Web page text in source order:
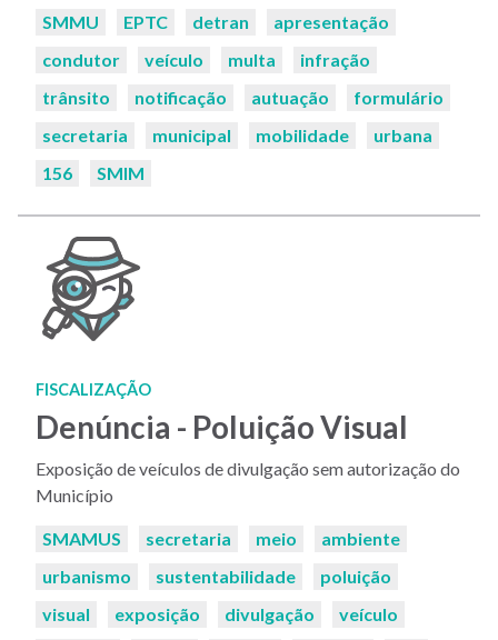
Palavras-
SMMU EPTC detran
apresentação
condutor
veículo multa
infração
trânsito
notificação autuação
formulário
secretaria
municipal mobilidade
urbana
156
SMIM
FISCALIZAÇÃO
Denúncia - Poluição Visual
Exposição de veículos de divulgação sem autorização do
Município
Palavras-
SMAMUS secretaria meio
ambiente
urbanismo
sustentabilidade
poluição
visual
exposição divulgação
veículo